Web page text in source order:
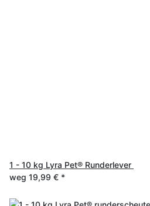
1 - 10 kg Lyra Pet® Runderlever
weg 19,99 € *